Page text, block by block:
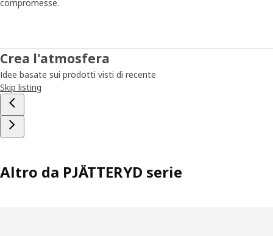
compromesse.
Crea l'atmosfera
Idee basate sui prodotti visti di recente
Skip listing
Altro da PJÄTTERYD serie